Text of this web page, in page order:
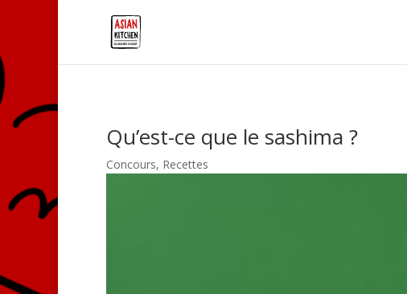
Qu’est-ce que le sashima ?
Concours, Recettes